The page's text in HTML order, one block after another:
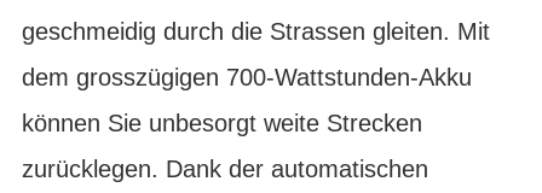
geschmeidig durch die Strassen gleiten. Mit
dem grosszügigen 700-Wattstunden-Akku
können Sie unbesorgt weite Strecken
zurücklegen. Dank der automatischen